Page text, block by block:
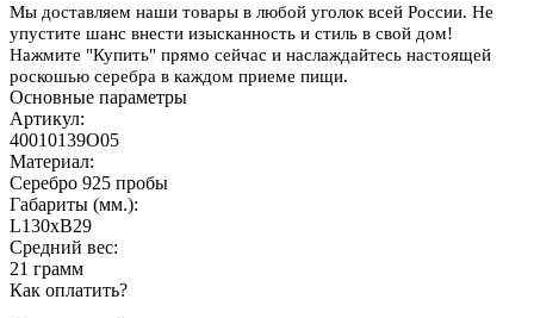
Мы доставляем наши товары в любой уголок всей России. Не
упустите шанс внести изысканность и стиль в свой дом!
Нажмите "Купить" прямо сейчас и наслаждайтесь настоящей
роскошью серебра в каждом приеме пищи.
Основные параметры
Артикул:
40010139О05
Материал:
Серебро 925 пробы
Габариты (мм.):
L130хB29
Средний вес:
21 грамм
Как оплатить?